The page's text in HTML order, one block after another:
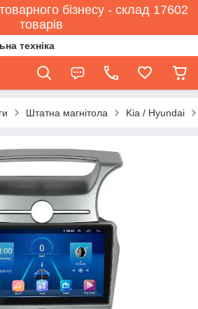
бізнесу - склад 17602
товарів
техніка
Штатна магнітола Kia / Hyundai